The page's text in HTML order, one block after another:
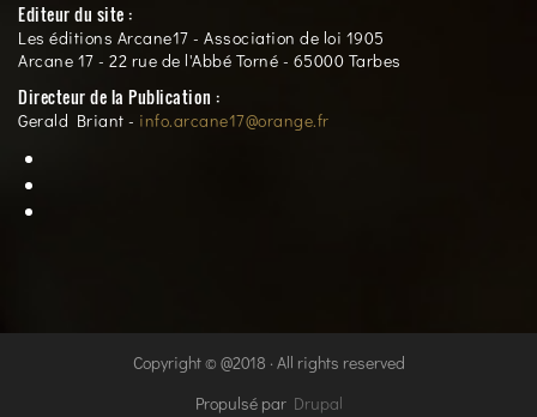
Editeur du site :
Les éditions Arcane17 - Association de loi 1905
Arcane 17 - 22 rue de l'Abbé Torné - 65000 Tarbes
Directeur de la Publication :
Gerald Briant - info.arcane17@orange.fr
Copyright © @2018 · All rights reserved
Propulsé par Drupal